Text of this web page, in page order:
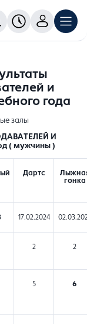
и
года
залы
И
( мужчины )
Дартс
гонка
17.02.2024
2 2
5 6